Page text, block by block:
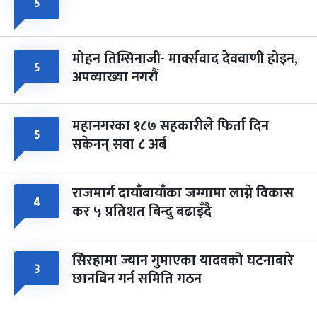
५ मोहन तिम्सिनाजी- मार्क्सवाद देववाणी होइन,
अपव्याख्या नगरौं
५ महानगरका १८७ सहकारीले फिर्ता दिन
सकेनन् सवा ८ अर्ब
४ राजमार्ग दायाँबायाँका जग्गामा लाग्ने विकास
कर ५ प्रतिशत बिन्दु बढाइँदै
३ सिरहामा ज्यान गुमाएका यादवको घटनाबारे
छानबिन गर्न समिति गठन